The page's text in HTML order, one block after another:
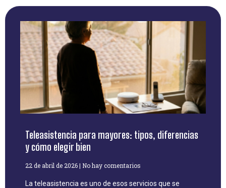
Teleasistencia para mayores: tipos, diferencias
y cómo elegir bien
22 de abril de 2026 No hay comentarios
La teleasistencia es uno de esos servicios que se